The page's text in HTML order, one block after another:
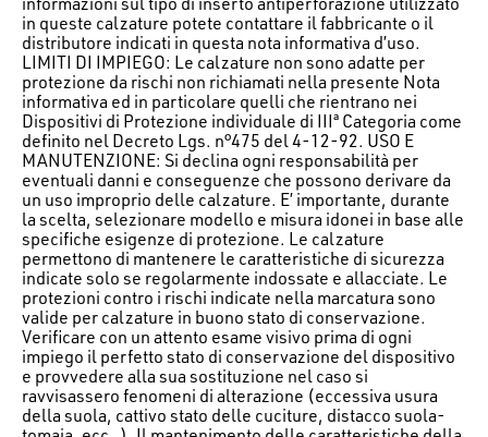
in queste calzature potete contattare il fabbricante o il
distributore indicati in questa nota informativa d’uso.
LIMITI DI IMPIEGO: Le calzature non sono adatte per
protezione da rischi non richiamati nella presente Nota
informativa ed in particolare quelli che rientrano nei
Dispositivi di Protezione individuale di IIIª Categoria come
definito nel Decreto Lgs. n°475 del 4-12-92. USO E
MANUTENZIONE: Si declina ogni responsabilità per
eventuali danni e conseguenze che possono derivare da
un uso improprio delle calzature. E’ importante, durante
la scelta, selezionare modello e misura idonei in base alle
specifiche esigenze di protezione. Le calzature
permettono di mantenere le caratteristiche di sicurezza
indicate solo se regolarmente indossate e allacciate. Le
protezioni contro i rischi indicate nella marcatura sono
valide per calzature in buono stato di conservazione.
Verificare con un attento esame visivo prima di ogni
impiego il perfetto stato di conservazione del dispositivo
e provvedere alla sua sostituzione nel caso si
ravvisassero fenomeni di alterazione (eccessiva usura
della suola, cattivo stato delle cuciture, distacco suola-